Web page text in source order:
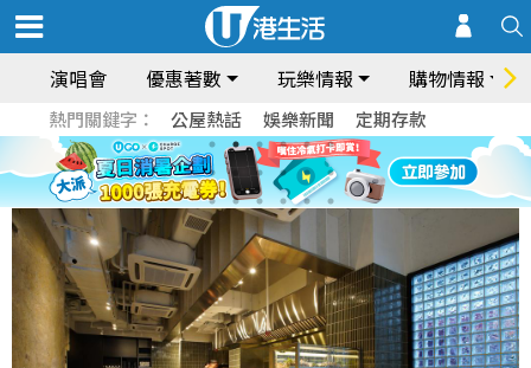
演唱會 優惠著數 玩樂情報 購物情報
熱門關鍵字： 公屋熱話 娛樂新聞 定期存款